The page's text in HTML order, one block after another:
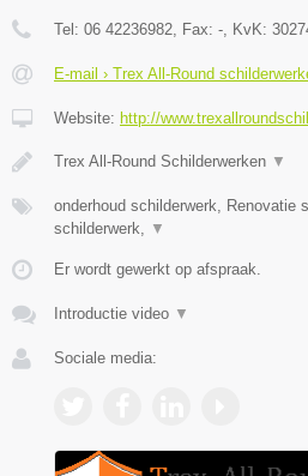
Tel: 06 42236982 , Fax: - , KvK:
E-mail › Trex All-Round
Website: http://
Trex All-Round Schilderwerken ▼
onderhoud schilderwerk, Renovatie
schilderwerk,
▼
Er wordt gewerkt op afspraak.
Introductie video ▼
Sociale media: